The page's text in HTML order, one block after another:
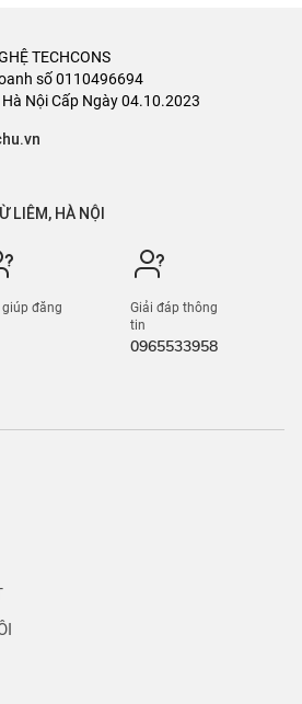
TECHCONS
số 0110496694
Nội Cấp Ngày 04.10.2023
LIÊM, HÀ NỘI
giúp đăng
Giải đáp thông
tin
0965533958